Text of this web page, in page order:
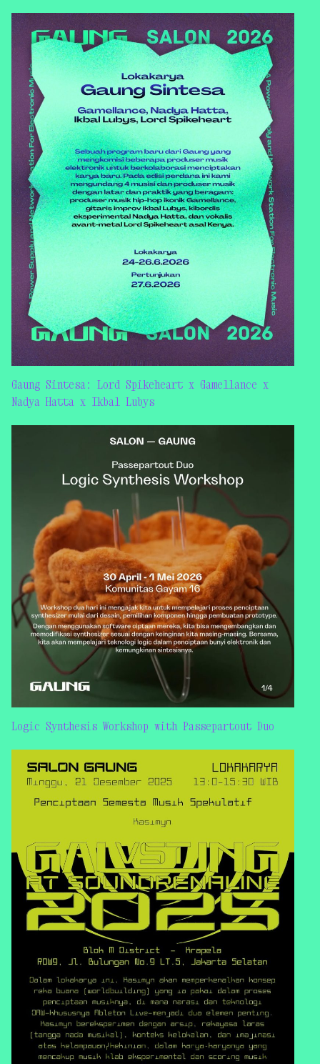
Gaung Sintesa: Lord Spikeheart x Gamellance x
Nadya Hatta x Ikbal Lubys
Logic Synthesis Workshop with Passepartout Duo